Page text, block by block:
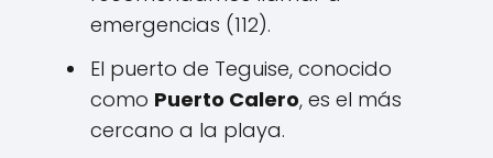
emergencias (112).
El puerto de Teguise, conocido
como Puerto Calero, es el más
cercano a la playa.